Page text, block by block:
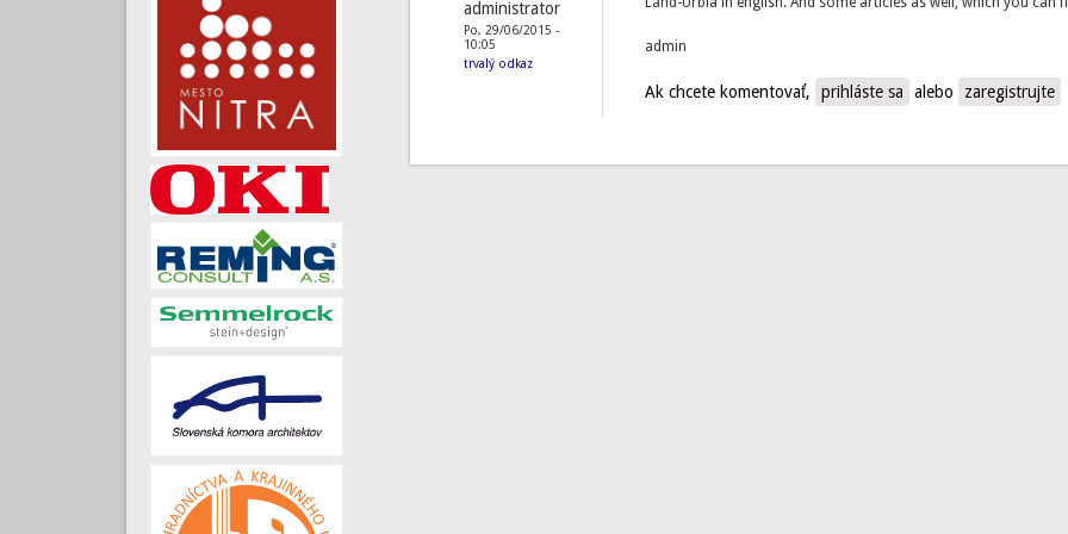
administrator
Po, 29/06/2015 -
10:05
trvalý odkaz
admin
Ak chcete komentovať, prihláste sa alebo zaregistrujte